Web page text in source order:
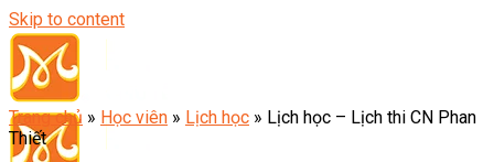
Skip to content
Trang chủ » Học viên » Lịch học » Lịch học – Lịch thi CN Phan
Thiết